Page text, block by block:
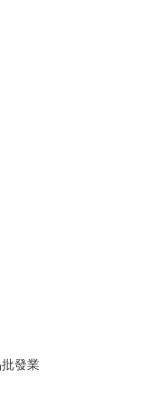
發業